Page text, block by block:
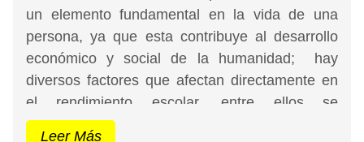
parezcan a su hermano/a con mejor
desempeño, o a sus compañeros de clase
quienes tienen buenas notas y comportamiento;
pero adquirir hábitos no es igual de sencillo
un elemento fundamental en la vida de una
persona, ya que esta contribuye al desarrollo
económico y social de la humanidad; hay
diversos factores que afectan directamente en
el rendimiento escolar, entre ellos se
encuentran las situaciones propias de los
Leer Más